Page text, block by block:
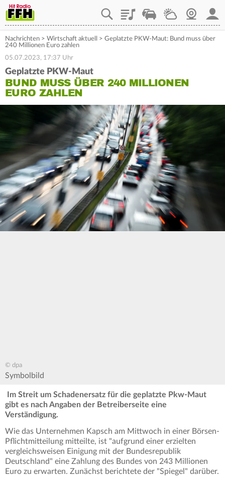
PlaylistStaupilotWetterWebcam
Nachrichten > Wirtschaft aktuell > Geplatzte PKW-Maut: Bund muss über
240 Millionen Euro zahlen
05.07.2023, 17:37 Uhr
Geplatzte PKW-Maut
BUND MUSS ÜBER 240 MILLIONEN
EURO ZAHLEN
© dpa
Symbolbild
Im Streit um Schadenersatz für die geplatzte Pkw-Maut
gibt es nach Angaben der Betreiberseite eine
Verständigung.
Wie das Unternehmen Kapsch am Mittwoch in einer Börsen-
Pflichtmitteilung mitteilte, ist "aufgrund einer erzielten
vergleichsweisen Einigung mit der Bundesrepublik
Deutschland" eine Zahlung des Bundes von 243 Millionen
Euro zu erwarten. Zunächst berichtete der "Spiegel" darüber.